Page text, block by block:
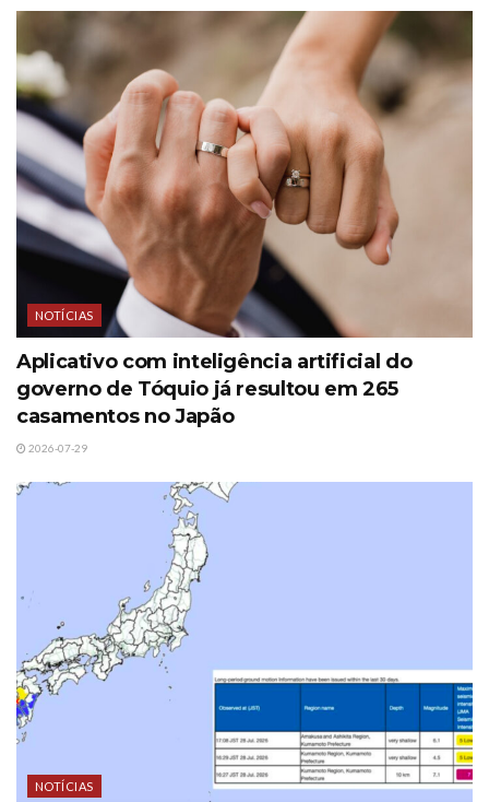
NOTÍCIAS
Aplicativo com inteligência artificial do
governo de Tóquio já resultou em 265
casamentos no Japão
2026-07-29
NOTÍCIAS